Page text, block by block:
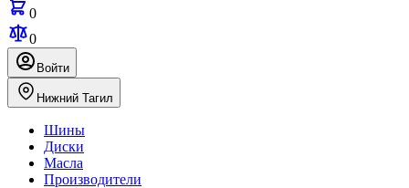
0
0
Войти
Нижний Тагил
Шины
Диски
Масла
Производители